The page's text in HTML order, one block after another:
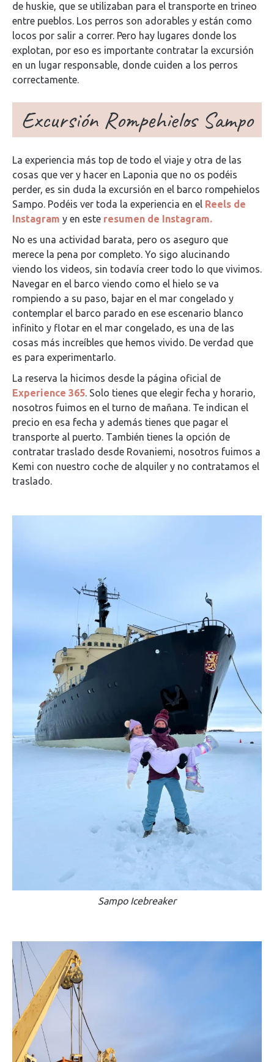
de huskie, que se utilizaban para el transporte en trineo
entre pueblos. Los perros son adorables y están como
locos por salir a correr. Pero hay lugares donde los
explotan, por eso es importante contratar la excursión
en un lugar responsable, donde cuiden a los perros
correctamente.
Excursión Rompehielos Sampo
La experiencia más top de todo el viaje y otra de las
cosas que ver y hacer en Laponia que no os podéis
perder, es sin duda la excursión en el barco rompehielos
Sampo. Podéis ver toda la experiencia en el Reels de
Instagram y en este resumen de Instagram.
No es una actividad barata, pero os aseguro que
merece la pena por completo. Yo sigo alucinando
viendo los videos, sin todavía creer todo lo que vivimos.
Navegar en el barco viendo como el hielo se va
rompiendo a su paso, bajar en el mar congelado y
contemplar el barco parado en ese escenario blanco
infinito y flotar en el mar congelado, es una de las
cosas más increíbles que hemos vivido. De verdad que
es para experimentarlo.
La reserva la hicimos desde la página oficial de
Experience 365. Solo tienes que elegir fecha y horario,
nosotros fuimos en el turno de mañana. Te indican el
precio en esa fecha y además tienes que pagar el
transporte al puerto. También tienes la opción de
contratar traslado desde Rovaniemi, nosotros fuimos a
Kemi con nuestro coche de alquiler y no contratamos el
traslado.
Sampo Icebreaker